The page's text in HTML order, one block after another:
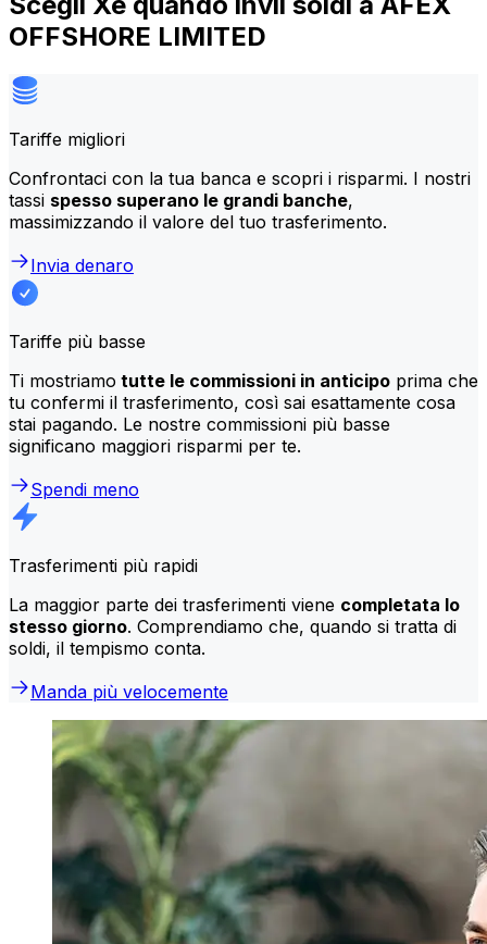
OFFSHORE LIMITED
Tariffe migliori
Confrontaci con la tua banca e scopri i risparmi. I nostri
tassi spesso superano le grandi banche,
massimizzando il valore del tuo trasferimento.
Invia denaro
Tariffe più basse
Ti mostriamo tutte le commissioni in anticipo prima che
tu confermi il trasferimento, così sai esattamente cosa
stai pagando. Le nostre commissioni più basse
significano maggiori risparmi per te.
Spendi meno
Trasferimenti più rapidi
La maggior parte dei trasferimenti viene completata lo
stesso giorno. Comprendiamo che, quando si tratta di
soldi, il tempismo conta.
Manda più velocemente